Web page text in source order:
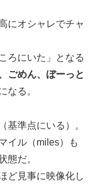
にオシャレでチャ
ろにいた」となる
、ごめん、ぼーっと
なる。
基準点にいる）。
イル（miles）も
態だ。
ど見事に映像化し